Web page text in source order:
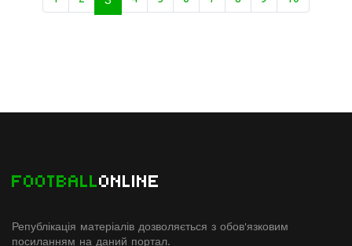
FOOTBALLONLINE
Републікація матеріалів дозволяється з обов'язковим
посиланням на даний портал.